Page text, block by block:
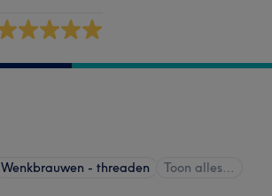
Wenkbrauwen - threaden Toon alles…